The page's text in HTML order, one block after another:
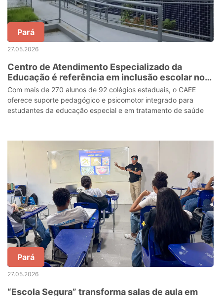
Pará
27.05.2026
Centro de Atendimento Especializado da
Educação é referência em inclusão escolar no
Pará
Com mais de 270 alunos de 92 colégios estaduais, o CAEE
oferece suporte pedagógico e psicomotor integrado para
estudantes da educação especial e em tratamento de saúde
Pará
27.05.2026
“Escola Segura” transforma salas de aula em